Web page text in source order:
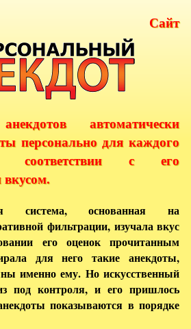
Сайт
автоматически
персонально для каждого
соответствии с его
система, основанная на
фильтрации, изучала вкус
его оценок прочитанным
для него такие анекдоты,
именно ему. Но искусственный
под контроля, и его пришлось
показываются в порядке